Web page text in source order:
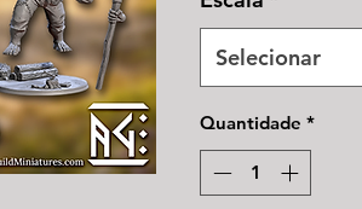
Selecionar
Quantidade *